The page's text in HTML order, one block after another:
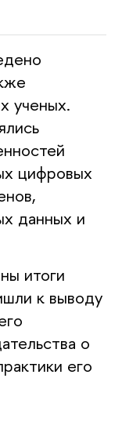
ученых.
цифровых
данных и
итоги
к выводу
о
его